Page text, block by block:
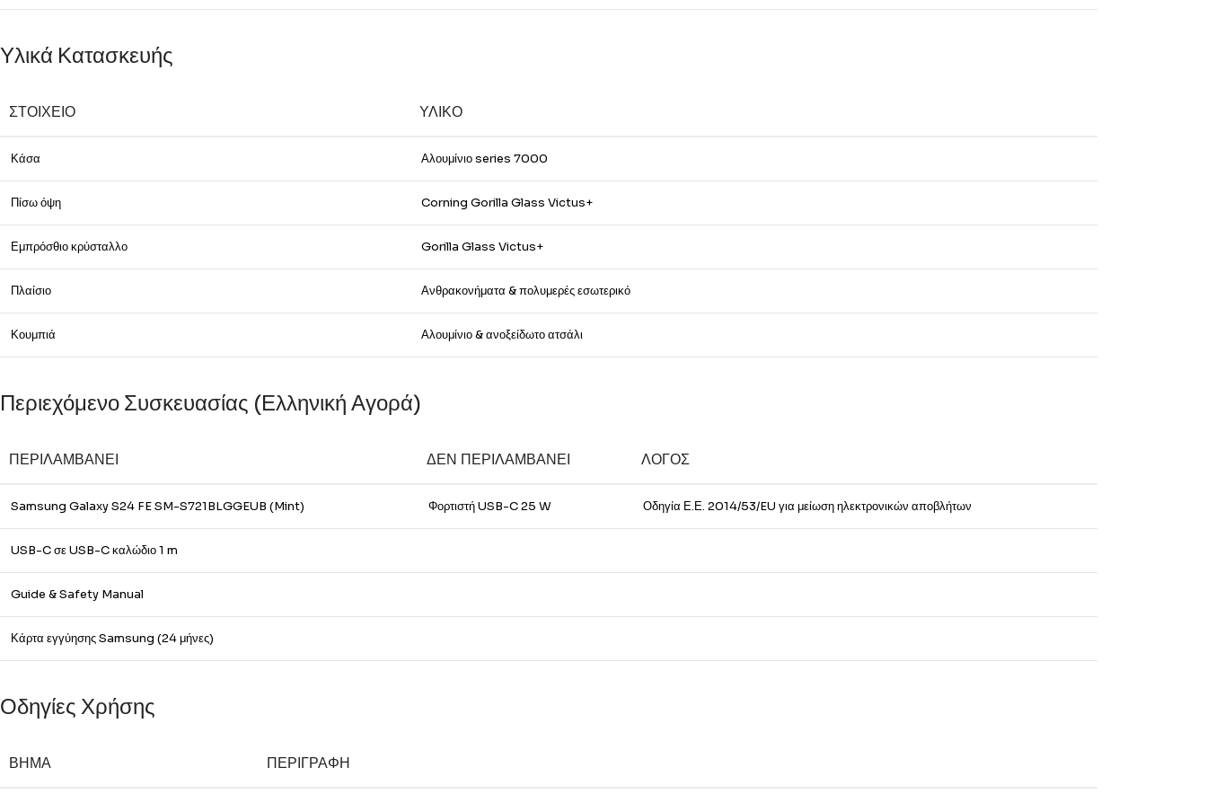
Υλικά Κατασκευής
ΣΤΟΙΧΕΊΟ ΥΛΙΚΌ
Κάσα Αλουμίνιο series 7000
Πίσω όψη Corning Gorilla Glass Victus+
Εμπρόσθιο κρύσταλλο Gorilla Glass Victus+
Πλαίσιο Ανθρακονήματα & πολυμερές εσωτερικό
Κουμπιά Αλουμίνιο & ανοξείδωτο ατσάλι
Περιεχόμενο Συσκευασίας (Ελληνική Αγορά)
ΠΕΡΙΛΑΜΒΆΝΕΙ ΔΕΝ ΠΕΡΙΛΑΜΒΆΝΕΙ ΛΌΓΟΣ
Samsung Galaxy S24 FE SM-S721BLGGEUB (Mint) Φορτιστή USB-C 25 W Οδηγία Ε.Ε. 2014/53/EU για μείωση ηλεκτρονικών αποβλήτων
USB-C σε USB-C καλώδιο 1 m
Guide & Safety Manual
Κάρτα εγγύησης Samsung (24 μήνες)
Οδηγίες Χρήσης
ΒΉΜΑ ΠΕΡΙΓΡΑΦΉ